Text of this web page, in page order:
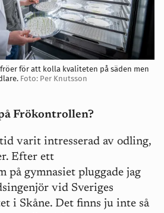
för att kolla kvaliteten på säden men
Foto: Per Knutsson
Frökontrollen?
varit intresserad av odling,
Efter ett
på gymnasiet pluggade jag
vid Sveriges
i Skåne. Det finns ju inte så